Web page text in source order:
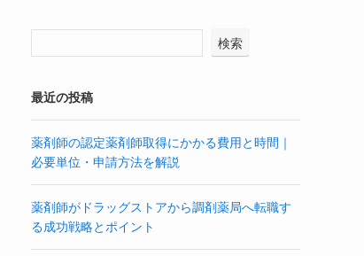
検索
最近の投稿
薬剤師の認定薬剤師取得にかかる費用と時間｜
必要単位・申請方法を解説
薬剤師がドラッグストアから調剤薬局へ転職す
る成功戦略とポイント